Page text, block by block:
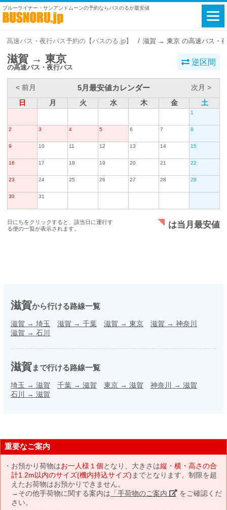
ブルーライナー・サンアンドムーンの予約ならバスのるが最安値
高速バス・夜行バス予約の【バスのる.jp】 滋賀 → 東京 の高速バス・
滋賀 → 東京
の高速バス・夜行バス
逆区間
< 前月 5月最安値カレンダー
次月 >
日
月 火 水 木 金 土
1
2 3 4 5 6 7 8
9 10 11 12 13 14 15
16 17 18 19 20 21 22
23 24 25 26 27 28 29
30 31
日にちをクリックすると、該当日に運行す
る便の一覧が表示されます。
は当月最安値
滋賀から行ける路線一覧
滋賀 → 埼玉 滋賀 → 千葉 滋賀 → 東京 滋賀 → 神奈川
滋賀 → 石川
滋賀まで行ける路線一覧
埼玉 → 滋賀 千葉 → 滋賀 東京 → 滋賀 神奈川 → 滋賀
石川 → 滋賀
重要なご案内
お預かり荷物はお一人様１個となり、大きさは縦・横・高さの合
計1.2m以内のサイズ(機内持込サイズ) までとなります。制限を超
えたお荷物はお預かりできません。
→その他手荷物に関する案内は 「手荷物のご案内」 をご確認くだ
さい。